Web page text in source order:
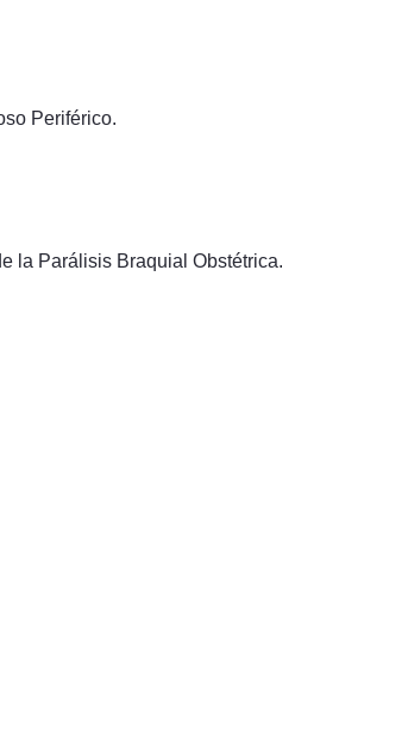
Periférico.
la Parálisis Braquial Obstétrica.